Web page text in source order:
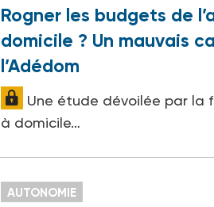
Rogner les budgets de
domicile ? Un mauvais
l’Adédom
Une étude dévoilée par la
à domicile…
AUTONOMIE